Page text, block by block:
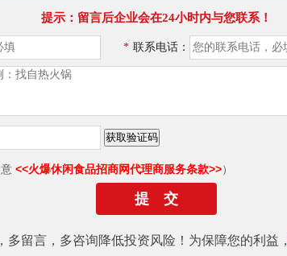
提示：留言后企业会在24小时内与您联系！
* 联系电话：
<<火爆休闲食品招商网代理商服务条款>>）
多留言，多咨询降低投资风险！为保障您的利益，